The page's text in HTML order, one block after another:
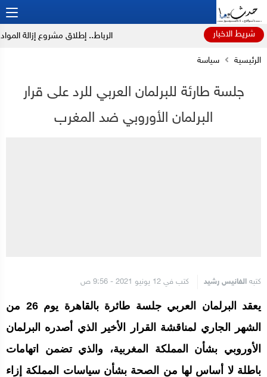
شريط الاخبار الرباط.. إطلاق مشروع إزالة المواد
الرئيسية سياسة
جلسة طارئة للبرلمان العربي للرد على قرار
البرلمان الأوروبي ضد المغرب
كتبه الفانيس رشيد كتب في 12 يونيو 2021 - 9:56 ص
يعقد البرلمان العربي جلسة طائرة بالقاهرة يوم 26 من
الشهر الجاري لمناقشة القرار الأخير الذي أصدره البرلمان
الأوروبي بشأن المملكة المغربية، والذي تضمن اتهامات
باطلة لا أساس لها من الصحة بشأن سياسات المملكة إزاء